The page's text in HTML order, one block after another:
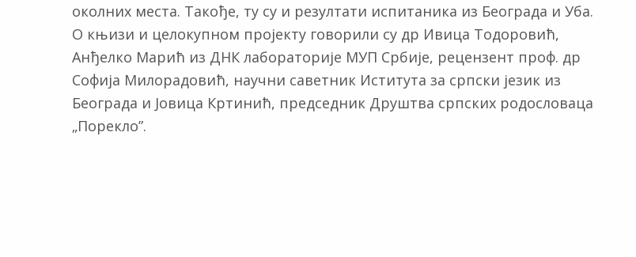
околних места. Такође, ту су и резултати испитаника из Београда и Уба.
О књизи и целокупном пројекту говорили су др Ивица Тодоровић,
Анђелко Марић из ДНК лабораторије МУП Србије, рецензент проф. др
Софија Милорадовић, научни саветник Иститута за српски језик из
Београда и Јовица Кртинић, председник Друштва српских родословаца
„Порекло”.